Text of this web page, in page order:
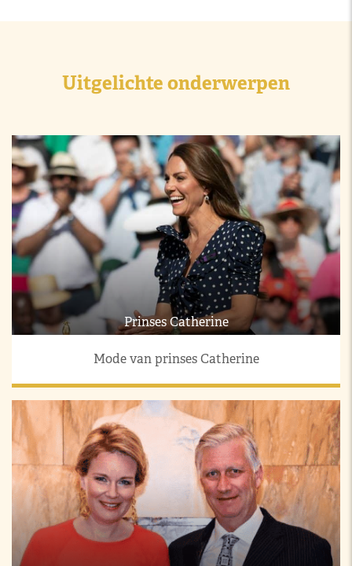
Uitgelichte onderwerpen
Prinses Catherine
Mode van prinses Catherine